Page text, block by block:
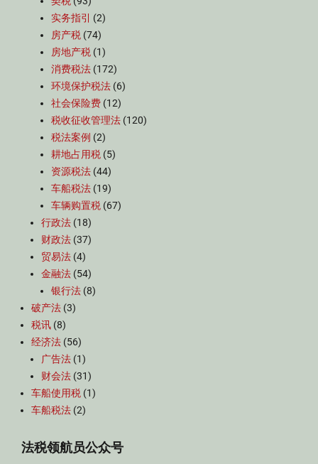
实务指引
(2)
房产税 (74)
房地产税 (1)
消费税法 (172)
环境保护税法 (6)
社会保险费 (12)
税收征收管理法 (120)
税法案例 (2)
耕地占用税 (5)
资源税法 (44)
车船税法 (19)
车辆购置税 (67)
行政法 (18)
财政法 (37)
贸易法 (4)
金融法 (54)
银行法 (8)
破产法 (3)
税讯 (8)
经济法 (56)
广告法 (1)
财会法 (31)
车船使用税 (1)
车船税法 (2)
法税领航员公众号